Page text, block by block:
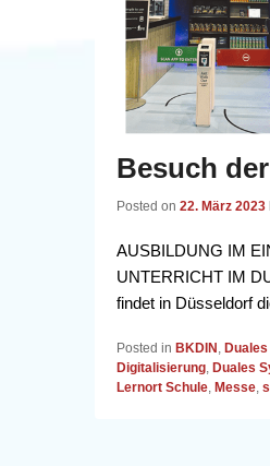
Besuch
Posted on 22. März 2023
AUSBILDUNG IM
UNTERRICHT IM
findet in Düsseldorf
Posted in BKDIN ,
Digitalisierung, Duales
Lernort Schule, Messe,